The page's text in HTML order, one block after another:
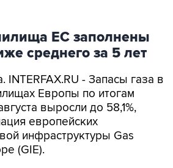
ЕС заполнены
среднего за 5 лет
INTERFAX.RU - Запасы газа в
Европы по итогам
выросли до 58,1%,
европейских
инфраструктуры Gas
(GIE).